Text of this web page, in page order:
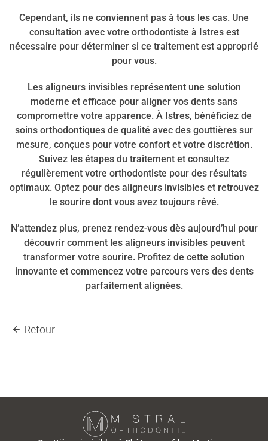
Cependant, ils ne conviennent pas à tous les cas. Une
consultation avec votre orthodontiste à Istres est
nécessaire pour déterminer si ce traitement est approprié
pour vous.
Les aligneurs invisibles représentent une solution
moderne et efficace pour aligner vos dents sans
compromettre votre apparence. À Istres, bénéficiez de
soins orthodontiques de qualité avec des gouttières sur
mesure, conçues pour votre confort et votre discrétion.
Suivez les étapes du traitement et consultez
régulièrement votre orthodontiste pour des résultats
optimaux. Optez pour des aligneurs invisibles et retrouvez
le sourire dont vous avez toujours rêvé.
N’attendez plus, prenez rendez-vous dès aujourd’hui pour
découvrir comment les aligneurs invisibles peuvent
transformer votre sourire. Profitez de cette solution
innovante et commencez votre parcours vers des dents
parfaitement alignées.
Retour